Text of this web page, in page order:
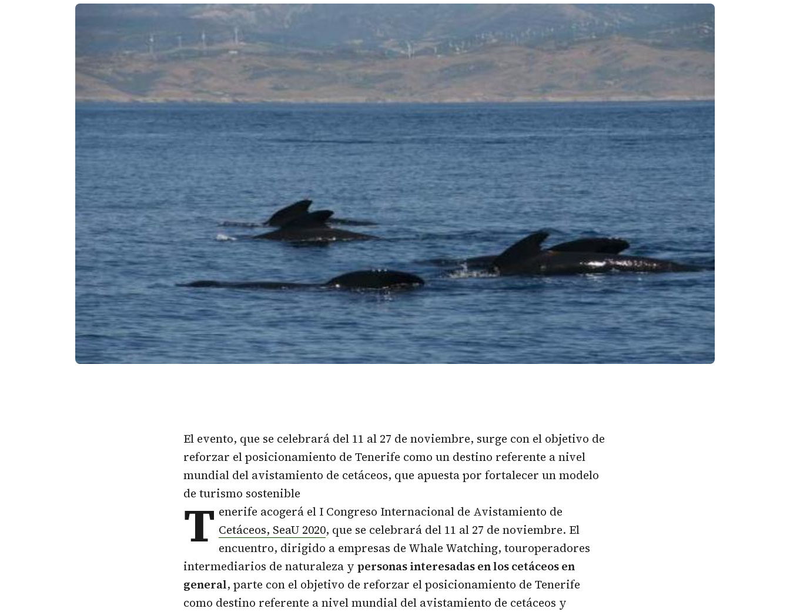
El evento, que se celebrará del 11 al 27 de noviembre, surge con el objetivo de
reforzar el posicionamiento de Tenerife como un destino referente a nivel
mundial del avistamiento de cetáceos, que apuesta por fortalecer un modelo
de turismo sostenible
T enerife acogerá el I Congreso Internacional de Avistamiento de
Cetáceos, SeaU 2020, que se celebrará del 11 al 27 de noviembre. El
encuentro, dirigido a empresas de Whale Watching, touroperadores
intermediarios de naturaleza y personas interesadas en los cetáceos en
general, parte con el objetivo de reforzar el posicionamiento de Tenerife
como destino referente a nivel mundial del avistamiento de cetáceos y